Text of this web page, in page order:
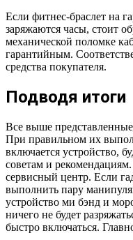
Если фитнес-браслет на
заряжаются часы, стоит
механической поломке
гарантийным.
средства покупателя.
Подводя итоги
Все выше
При правильном их
включается устройство,
советам и
сервисный центр. Если
выполнить пару
устройство ми бэнд и
ничего не будет
быстро включаться.